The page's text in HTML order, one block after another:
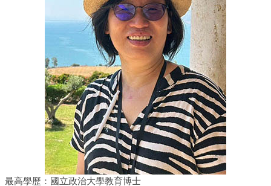
最高學歷：國立政治大學教育博士